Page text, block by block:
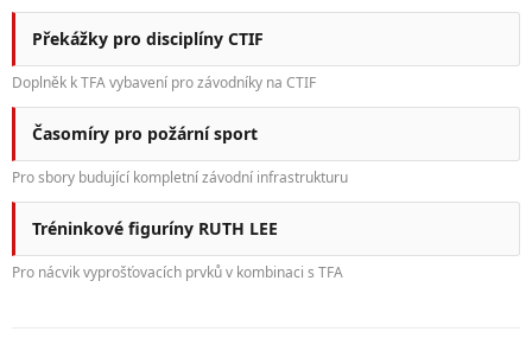
Překážky pro disciplíny CTIF
Doplněk k TFA vybavení pro závodníky na CTIF
Časomíry pro požární sport
Pro sbory budující kompletní závodní infrastrukturu
Tréninkové figuríny RUTH LEE
Pro nácvik vyprošťovacích prvků v kombinaci s TFA